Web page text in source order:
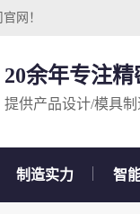
网！
20余年专注
提供产品设计/模具
制造实力 智